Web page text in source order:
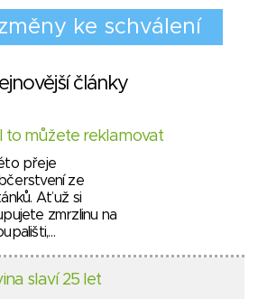
články
to můžete reklamovat
přeje
ze
Ať už si
zmrzlinu na
slaví 25 let